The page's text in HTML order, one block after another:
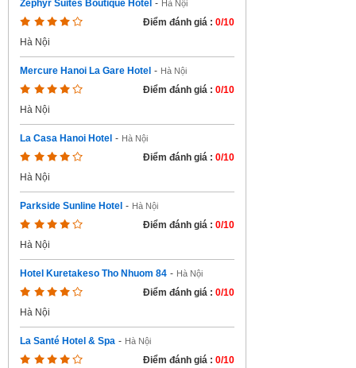
Zephyr Suites Boutique Hotel - Hà Nội
Điểm đánh giá : 0/10
Hà Nội
Mercure Hanoi La Gare Hotel - Hà Nội
Điểm đánh giá : 0/10
Hà Nội
La Casa Hanoi Hotel - Hà Nội
Điểm đánh giá : 0/10
Hà Nội
Parkside Sunline Hotel - Hà Nội
Điểm đánh giá : 0/10
Hà Nội
Hotel Kuretakeso Tho Nhuom 84 - Hà Nội
Điểm đánh giá : 0/10
Hà Nội
La Santé Hotel & Spa - Hà Nội
Điểm đánh giá : 0/10